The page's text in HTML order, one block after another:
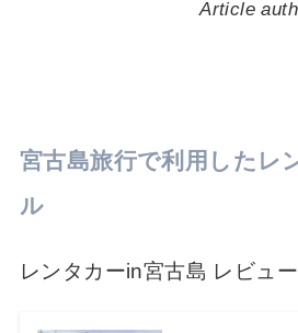
Article
宮古島旅行で利用したレ
ル
レンタカーin宮古島 レビュー